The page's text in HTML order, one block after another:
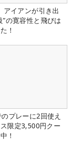
アイアンが引き出
”の寛容性と飛びは
！
プレーに2回使え
限定3,500円クー
！